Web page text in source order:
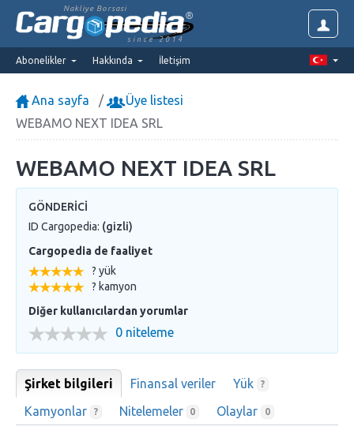
Nakliye Borsasi
since 2014
Abonelikler Hakkında İletişim
Ana sayfa
Üye listesi
WEBAMO NEXT IDEA SRL
WEBAMO NEXT IDEA SRL
GÖNDERICI
ID Cargopedia: (gizli)
Cargopedia de faaliyet
? yük
? kamyon
Diğer kullanıcılardan yorumlar
0 niteleme
Şirket bilgileri Finansal veriler Yük ?
Kamyonlar ? Nitelemeler 0 Olaylar 0